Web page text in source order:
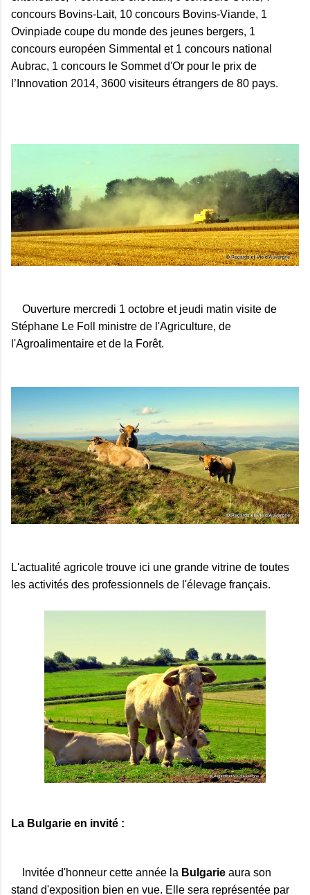
concours Bovins-Lait, 10 concours Bovins-Viande, 1
Ovinpiade coupe du monde des jeunes bergers, 1
concours européen Simmental et 1 concours national
Aubrac, 1 concours le Sommet d'Or pour le prix de
l’Innovation 2014, 3600 visiteurs étrangers de 80 pays.
Ouverture mercredi 1 octobre et jeudi matin visite de
Stéphane Le Foll ministre de l'Agriculture, de
l'Agroalimentaire et de la Forêt.
L'actualité agricole trouve ici une grande vitrine de toutes
les activités des professionnels de l'élevage français.
La Bulgarie en invité :
Invitée d'honneur cette année la Bulgarie aura son
stand d'exposition bien en vue. Elle sera représentée par